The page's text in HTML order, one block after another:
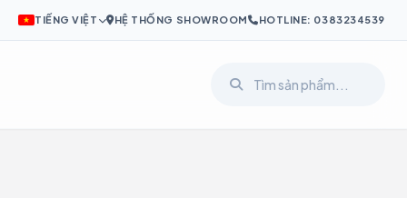
TIẾNG VIỆT HỆ THỐNG SHOWROOM HOTLINE: 0383234539